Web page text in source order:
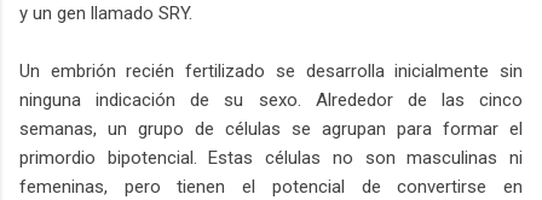
y un gen llamado SRY.
Un embrión recién fertilizado se desarrolla inicialmente sin
ninguna indicación de su sexo. Alrededor de las cinco
semanas, un grupo de células se agrupan para formar el
primordio bipotencial. Estas células no son masculinas ni
femeninas, pero tienen el potencial de convertirse en